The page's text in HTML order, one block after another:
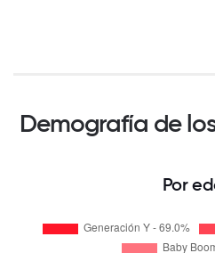
Demografía de
Por